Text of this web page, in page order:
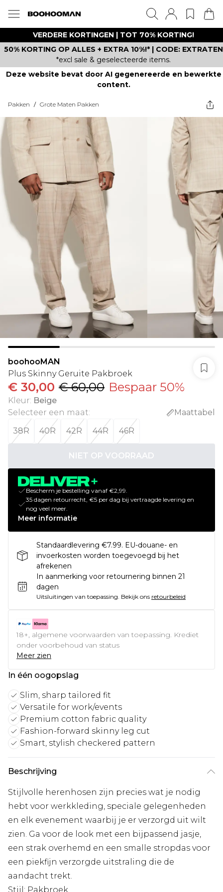
VERDERE KORTINGEN | TOT 70% KORTING!
50% KORTING OP ALLES + EXTRA 10%!* | CODE: EXTRATEN
*excl sale & geselecteerde items.
Deze website bevat door AI gegenereerde en bewerkte
content.
Pakken / Grote Maten Pakken
boohooMAN
Plus Skinny Geruite Pakbroek
€ 30,00 € 60,00 Bespaar 50%
Kleur: Beige
Selecteer een maat:
Maattabel
38R
40R 42R 44R 46R
NIET OP VOORRAAD
Bescherm je bestelling vanaf €2,99.
35 dagen retourrecht, €5 per dag bij vertraagde levering en
nog veel meer.
Meer informatie
Standaardlevering €7.99. EU-douane- en
invoerkosten worden toegevoegd bij het
afrekenen
In aanmerking voor retournering binnen 21
dagen
Uitsluitingen van toepassing. Bekijk ons retourbeleid
18+, algemene voorwaarden van toepassing. Krediet
onder voorbehoud van status
Meer zien
In één oogopslag
Slim, sharp tailored fit
Versatile for work/events
Premium cotton fabric quality
Fashion-forward skinny leg cut
Smart, stylish checkered pattern
Beschrijving
Stijlvolle herenhosen zijn precies wat je nodig
hebt voor werkkleding, speciale gelegenheden
en elk evenement waarbij je er verzorgd uit wilt
zien. Ga voor de look met een bijpassend jasje,
een strak overhemd en een smalle stropdas voor
een piekfijn verzorgde uitstraling die de
aandacht trekt.
Stijl: Pakbroek